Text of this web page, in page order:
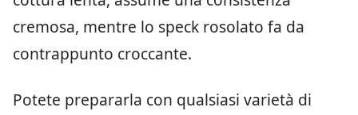
cremosa, mentre lo speck rosolato fa da
contrappunto croccante.
Potete prepararla con qualsiasi varietà di